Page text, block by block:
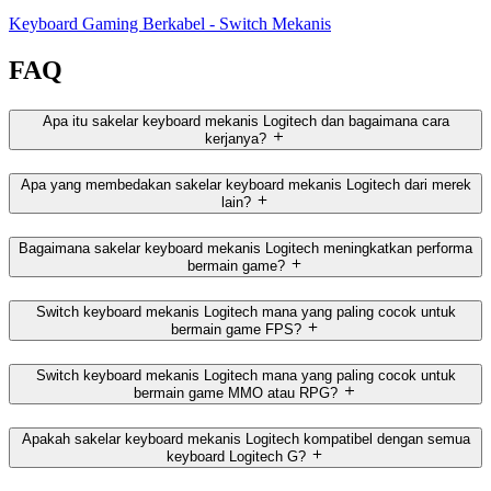
Keyboard Gaming Berkabel - Switch Mekanis
FAQ
Apa itu sakelar keyboard mekanis Logitech dan bagaimana cara
kerjanya?
Apa yang membedakan sakelar keyboard mekanis Logitech dari merek
lain?
Bagaimana sakelar keyboard mekanis Logitech meningkatkan performa
bermain game?
Switch keyboard mekanis Logitech mana yang paling cocok untuk
bermain game FPS?
Switch keyboard mekanis Logitech mana yang paling cocok untuk
bermain game MMO atau RPG?
Apakah sakelar keyboard mekanis Logitech kompatibel dengan semua
keyboard Logitech G?